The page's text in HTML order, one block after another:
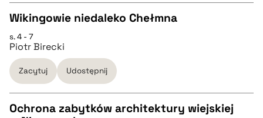
BIBTEX
pobierz cytat
CZYSTY TEKST
pobierz cytat
BIBTEX
Wikingowie niedaleko Chełmna
s. 4 - 7
Piotr Birecki
Zacytuj Udostępnij
Ochrona zabytków architektury wiejskiej